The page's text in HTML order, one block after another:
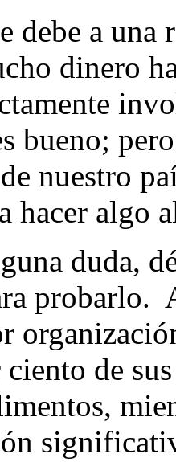
debe a
dinero
bueno;
nuestro
hacer algo
duda,
probarlo.
de